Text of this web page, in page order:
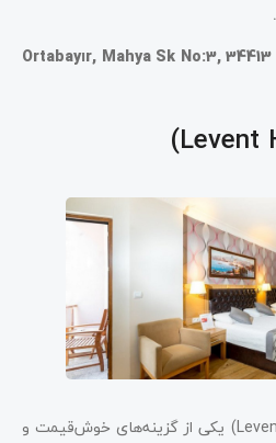
.
Ortabayır, Mahya Sk No:3,
(Levent HOtel) یکی از گزینه‌های خوش‌قیمت و